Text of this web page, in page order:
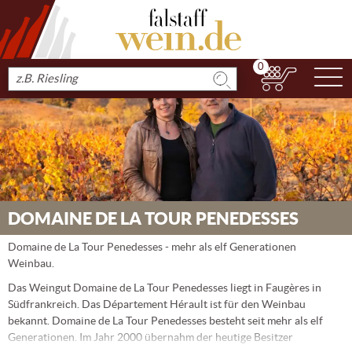
Produkt
suchen
0
DOMAINE DE LA TOUR PENEDESSES
Domaine de La Tour Penedesses - mehr als elf Generationen
Weinbau.
Das Weingut Domaine de La Tour Penedesses liegt in Faugères in
Südfrankreich. Das Département Hérault ist für den Weinbau
bekannt. Domaine de La Tour Penedesses besteht seit mehr als elf
Generationen. Im Jahr 2000 übernahm der heutige Besitzer